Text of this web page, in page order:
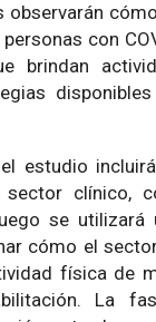
observarán
con
brindan
estudio
sector clínico,
se utilizará
cómo el
física de
La